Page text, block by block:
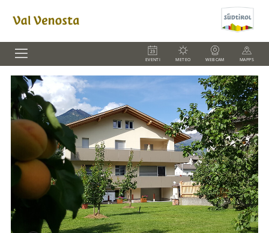
EVENTI METEO WEBCAM MAPPS